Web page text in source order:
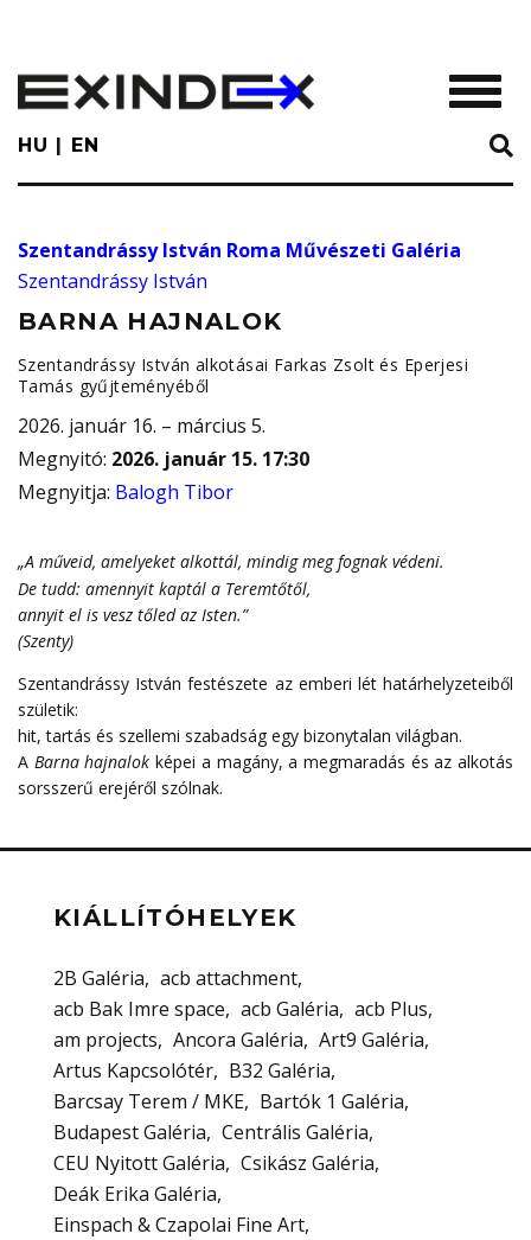
main
content
HU EN
Szentandrássy István Roma Művészeti Galéria
Szentandrássy István
BARNA HAJNALOK
Szentandrássy István alkotásai Farkas Zsolt és Eperjesi
Tamás gyűjteményéből
2026. január 16. – március 5.
Megnyitó: 2026. január 15. 17:30
Megnyitja: Balogh Tibor
„A műveid, amelyeket alkottál, mindig meg fognak védeni.
De tudd: amennyit kaptál a Teremtőtől,
annyit el is vesz tőled az Isten.”
(Szenty)
Szentandrássy István festészete az emberi lét határhelyzeteiből
születik:
hit, tartás és szellemi szabadság egy bizonytalan világban.
A Barna hajnalok képei a magány, a megmaradás és az alkotás
sorsszerű erejéről szólnak.
KIÁLLÍTÓHELYEK
2B Galéria
acb attachment
acb Bak Imre space
acb Galéria
acb Plus
am projects
Ancora Galéria
Art9 Galéria
Artus Kapcsolótér
B32 Galéria
Barcsay Terem / MKE
Bartók 1 Galéria
Budapest Galéria
Centrális Galéria
CEU Nyitott Galéria
Csikász Galéria
Deák Erika Galéria
Einspach & Czapolai Fine Art